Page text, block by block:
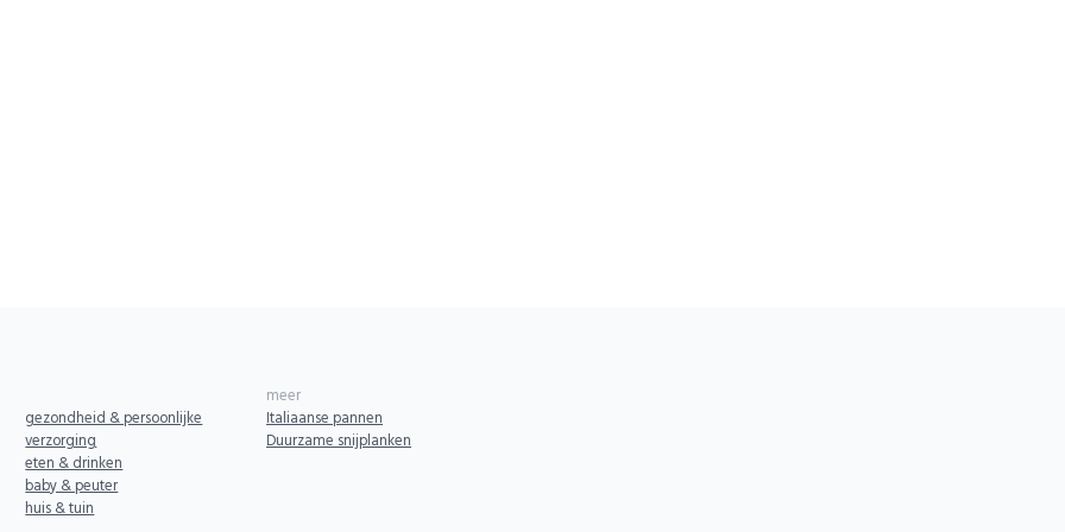
gezondheid & persoonlijke
verzorging
eten & drinken
baby & peuter
huis & tuin
meer
Italiaanse pannen
Duurzame snijplanken